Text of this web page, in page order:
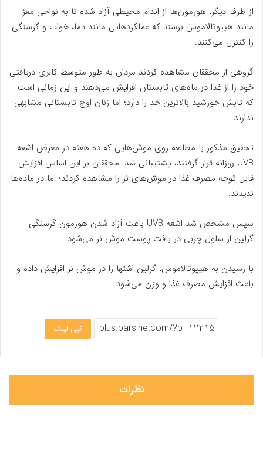
از طرف دیگر، هورمون‌ها از اندام محیطی آزاد شده تا به نواحی مغز
مانند هیپوتالاموس برسند که عملکرد‌هایی مانند دما، خواب و گرسنگی
را کنترل می‌کنند.
گروهی از محققان مشاهده کردند مردان به طور متوسط کالری دریافتی
خود را از غذا در ماه‌های تابستان افزایش می‌دهند و این زمانی است
که تابش خورشید بالاترین حد را دارد؛ اما زنان اوج تابستانی مشابهی
ندارند.
تحقیق مذکور با مطالعه روی موش‌هایی که ده هفته در معرض اشعه
UVB روزانه قرار گرفتند، پشتیبانی شد. محققان بر این اساس افزایش
قابل توجه مصرف غذا در موش‌های نر را مشاهده کردند؛ اما در ماده‌ها
ندیدند.
سپس مشخص شد اشعه UVB باعث آزاد شدن هورمون گرسنگی
گرلین از سلول چربی در بافت پوست موش نر می‌شود.
با رسیدن به هیپوتالاموس، گرلین اشتها را در موش نر افزایش داده و
باعث افزایش مصرف غذا و وزن می‌شود.
کپی لینک
نظرات